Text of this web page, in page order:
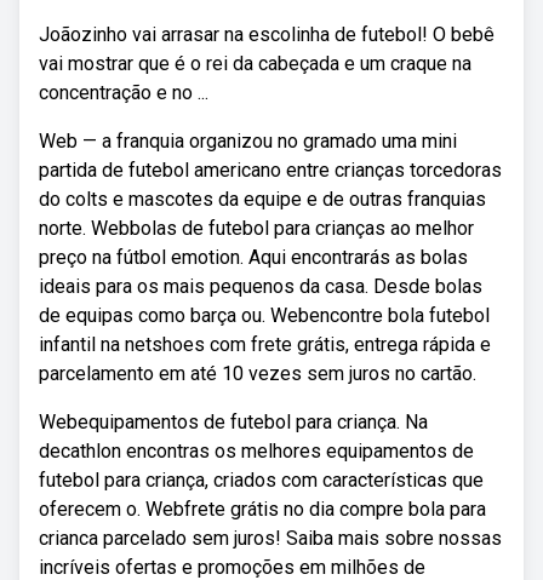
Joãozinho vai arrasar na escolinha de futebol! O bebê
vai mostrar que é o rei da cabeçada e um craque na
concentração e no ...
Web — a franquia organizou no gramado uma mini
partida de futebol americano entre crianças torcedoras
do colts e mascotes da equipe e de outras franquias
norte. Webbolas de futebol para crianças ao melhor
preço na fútbol emotion. Aqui encontrarás as bolas
ideais para os mais pequenos da casa. Desde bolas
de equipas como barça ou. Webencontre bola futebol
infantil na netshoes com frete grátis, entrega rápida e
parcelamento em até 10 vezes sem juros no cartão.
Webequipamentos de futebol para criança. Na
decathlon encontras os melhores equipamentos de
futebol para criança, criados com características que
oferecem o. Webfrete grátis no dia compre bola para
crianca parcelado sem juros! Saiba mais sobre nossas
incríveis ofertas e promoções em milhões de